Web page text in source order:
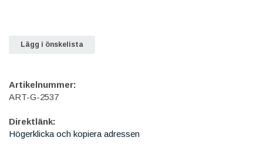
Lägg i önskelista
Artikelnummer:
ART-G-2537
Direktlänk:
Högerklicka och kopiera adressen